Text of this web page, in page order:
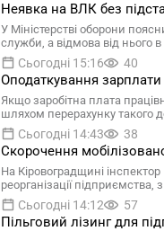
Неявка на ВЛК без
У Міністерстві оборони
служби, а відмова від нього
Сьогодні 15:16 40
Оподаткування
Якщо заробітна плата
шляхом перерахунку такого
Сьогодні 14:43 38
Скорочення
На Кіровоградщині
реорганізації
Сьогодні 14:12 57
Пільговий лізинг для